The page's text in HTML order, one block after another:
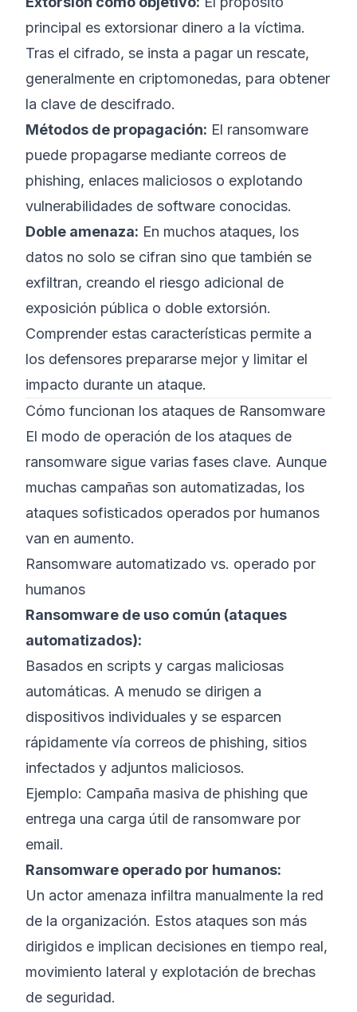
principal es extorsionar dinero a la víctima.
Tras el cifrado, se insta a pagar un rescate,
generalmente en criptomonedas, para obtener
la clave de descifrado.
Métodos de propagación: El ransomware
puede propagarse mediante correos de
phishing, enlaces maliciosos o explotando
vulnerabilidades de software conocidas.
Doble amenaza: En muchos ataques, los
datos no solo se cifran sino que también se
exfiltran, creando el riesgo adicional de
exposición pública o doble extorsión.
Comprender estas características permite a
los defensores prepararse mejor y limitar el
impacto durante un ataque.
Cómo funcionan los ataques de Ransomware
El modo de operación de los ataques de
ransomware sigue varias fases clave. Aunque
muchas campañas son automatizadas, los
ataques sofisticados operados por humanos
van en aumento.
Ransomware automatizado vs. operado por
humanos
Ransomware de uso común (ataques
automatizados):
Basados en scripts y cargas maliciosas
automáticas. A menudo se dirigen a
dispositivos individuales y se esparcen
rápidamente vía correos de phishing, sitios
infectados y adjuntos maliciosos.
Ejemplo: Campaña masiva de phishing que
entrega una carga útil de ransomware por
email.
Ransomware operado por humanos:
Un actor amenaza infiltra manualmente la red
de la organización. Estos ataques son más
dirigidos e implican decisiones en tiempo real,
movimiento lateral y explotación de brechas
de seguridad.